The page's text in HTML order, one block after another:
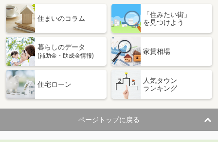
住まいのコラム
「住みたい街」
を見つけよう
暮らしのデータ
(補助金・助成金情報)
家賃相場
住宅ローン
人気タウン
ランキング
ページトップに戻る